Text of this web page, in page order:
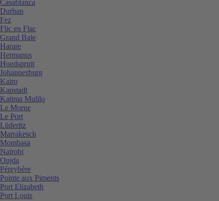
Casablanca
Durban
Fez
Flic en Flac
Grand Baie
Harare
Hermanus
Hoedspruit
Johannesburg
Kairo
Kapstadt
Katima Mulilo
Le Morne
Le Port
Lüderitz
Marrakesch
Mombasa
Nairobi
Oujda
Péreybère
Pointe aux Piments
Port Elizabeth
Port Louis